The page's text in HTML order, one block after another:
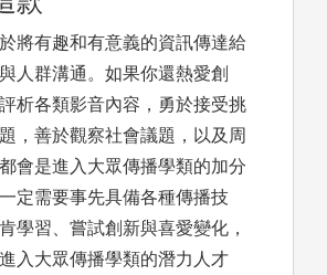
將有趣和有意義的資訊傳達給
人群溝通。如果你還熱愛創
析各類影音內容，勇於接受挑
，善於觀察社會議題，以及周
會是進入大眾傳播學類的加分
定需要事先具備各種傳播技
學習、嘗試創新與喜愛變化，
入大眾傳播學類的潛力人才